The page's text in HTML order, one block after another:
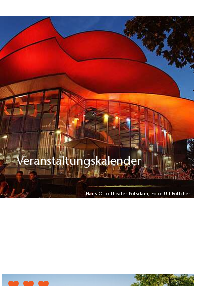
Veranstaltungskalender
Hans Otto Theater Potsdam, Foto: Ulf Böttcher